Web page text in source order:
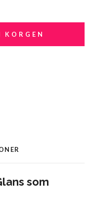
KORGEN
som